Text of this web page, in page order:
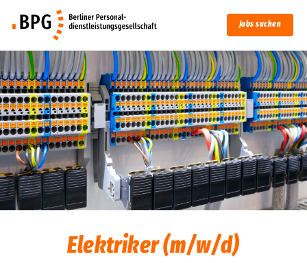
Jobs suchen
Elektriker (m/w/d)